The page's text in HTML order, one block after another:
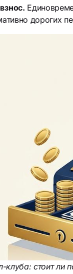
дорогих
стоит ли